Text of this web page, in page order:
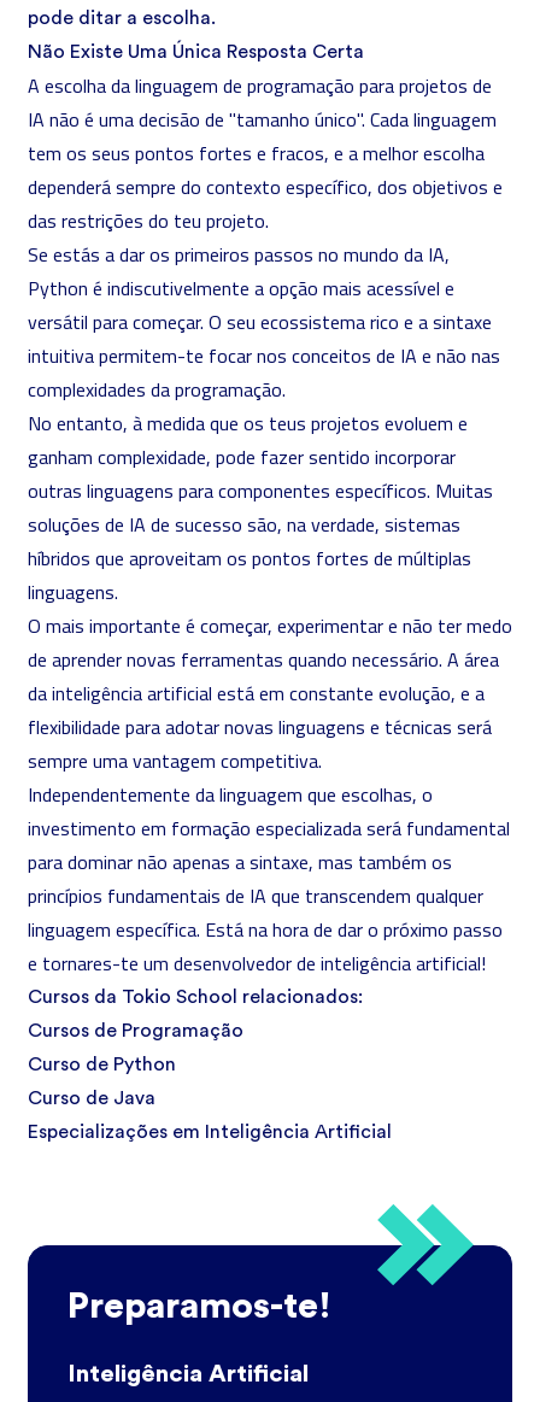
pode ditar a escolha.
Não Existe Uma Única Resposta Certa
A escolha da linguagem de programação para projetos de
IA não é uma decisão de "tamanho único". Cada linguagem
tem os seus pontos fortes e fracos, e a melhor escolha
dependerá sempre do contexto específico, dos objetivos e
das restrições do teu projeto.
Se estás a dar os primeiros passos no mundo da IA,
Python é indiscutivelmente a opção mais acessível e
versátil para começar. O seu ecossistema rico e a sintaxe
intuitiva permitem-te focar nos conceitos de IA e não nas
complexidades da programação.
No entanto, à medida que os teus projetos evoluem e
ganham complexidade, pode fazer sentido incorporar
outras linguagens para componentes específicos. Muitas
soluções de IA de sucesso são, na verdade, sistemas
híbridos que aproveitam os pontos fortes de múltiplas
linguagens.
O mais importante é começar, experimentar e não ter medo
de aprender novas ferramentas quando necessário. A área
da inteligência artificial está em constante evolução, e a
flexibilidade para adotar novas linguagens e técnicas será
sempre uma vantagem competitiva.
Independentemente da linguagem que escolhas, o
investimento em formação especializada será fundamental
para dominar não apenas a sintaxe, mas também os
princípios fundamentais de IA que transcendem qualquer
linguagem específica. Está na hora de dar o próximo passo
e tornares-te um desenvolvedor de inteligência artificial!
Cursos da Tokio School relacionados:
Cursos de Programação
Curso de Python
Curso de Java
Especializações em Inteligência Artificial
Preparamos-te!
Inteligência Artificial